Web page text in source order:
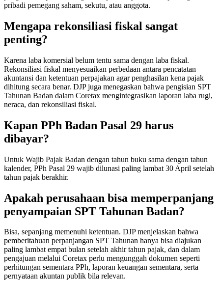
pribadi pemegang saham, sekutu, atau anggota.
Mengapa rekonsiliasi fiskal sangat
penting?
Karena laba komersial belum tentu sama dengan laba fiskal.
Rekonsiliasi fiskal menyesuaikan perbedaan antara pencatatan
akuntansi dan ketentuan perpajakan agar penghasilan kena pajak
dihitung secara benar. DJP juga menegaskan bahwa pengisian SPT
Tahunan Badan dalam Coretax mengintegrasikan laporan laba rugi,
neraca, dan rekonsiliasi fiskal.
Kapan PPh Badan Pasal 29 harus
dibayar?
Untuk Wajib Pajak Badan dengan tahun buku sama dengan tahun
kalender, PPh Pasal 29 wajib dilunasi paling lambat 30 April setelah
tahun pajak berakhir.
Apakah perusahaan bisa memperpanjang
penyampaian SPT Tahunan Badan?
Bisa, sepanjang memenuhi ketentuan. DJP menjelaskan bahwa
pemberitahuan perpanjangan SPT Tahunan hanya bisa diajukan
paling lambat empat bulan setelah akhir tahun pajak, dan dalam
pengajuan melalui Coretax perlu mengunggah dokumen seperti
perhitungan sementara PPh, laporan keuangan sementara, serta
pernyataan akuntan publik bila relevan.